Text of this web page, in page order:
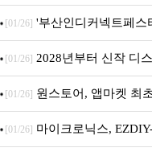
퍼 대기
[01/26] '부산인디커넥트페스
개막... 22일간 진행
[01/26] 2028년부터 신작 디
문 추가
[01/26] 원스토어, 앱마켓 최
[01/26] 마이크로닉스,